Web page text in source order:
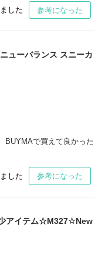
した 参考になった
ューバランス スニーカ
BUYMAで買えて良かった
した 参考になった
アイテム☆M327☆New